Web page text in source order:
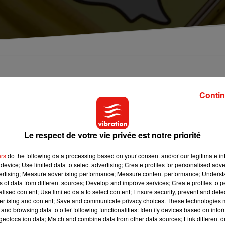
outil qui vous permet d'utiliser les filtres du réseau
ordinateur ! Snapchat vient de lancer la « Snap Camera ».
filtres du réseau social. Un outil qui peut s’utiliser sur
choisir quel filtre vous voulez choisir.
d’essayer de se relancer, alors qu’il est en permet de vitesse.
dans le monde au début de l’année, il est tombé en
Le respect de votre vie privée est notre priorité
do the following data processing based on your consent and/or our legitimate
Use limited data to select advertising; Create profiles for personalised
Measure advertising performance; Measure content performance;
of data from different sources; Develop and improve services; Create profiles to
content; Use limited data to select content; Ensure security, prevent and
and content; Save and communicate privacy choices. These technologies
browsing data to offer following functionalities: Identify devices based on
data; Match and combine data from other data sources; Link different